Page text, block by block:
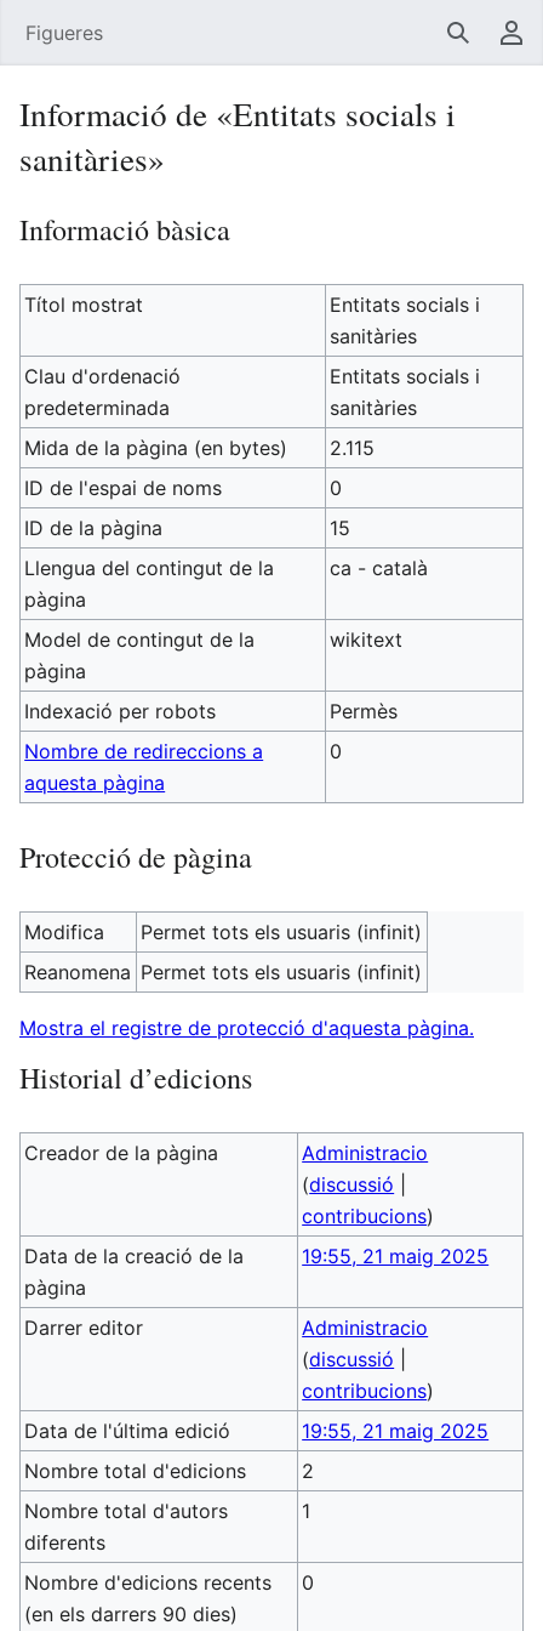
Figueres Cerca
Informació de «Entitats socials i
sanitàries»
Informació bàsica
Títol mostrat
Entitats socials i
sanitàries
Clau d'ordenació
predeterminada
Entitats socials i
sanitàries
Mida de la pàgina (en bytes)
2.115
ID de l'espai de noms
0
ID de la pàgina
15
Llengua del contingut de la
pàgina
ca - català
Model de contingut de la
pàgina
wikitext
Indexació per robots
Permès
Nombre de redireccions a
aquesta pàgina
0
Protecció de pàgina
Modifica
Permet tots els usuaris (infinit)
Reanomena Permet tots els usuaris (infinit)
Mostra el registre de protecció d'aquesta pàgina.
Historial d’edicions
Creador de la pàgina
Administracio
(discussió
contribucions)
Data de la creació de la
pàgina
19:55, 21 maig 2025
Darrer editor
Administracio
(discussió
contribucions)
Data de l'última edició
19:55, 21 maig 2025
Nombre total d'edicions
2
Nombre total d'autors
diferents
1
Nombre d'edicions recents
(en els darrers 90 dies)
0